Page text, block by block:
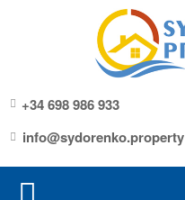
+34 698 986 933
info@sydorenko.property